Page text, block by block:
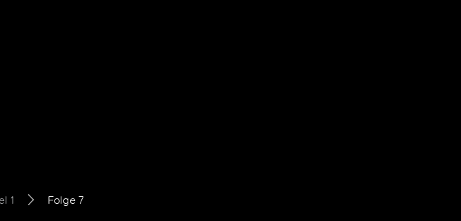
1 Folge 7